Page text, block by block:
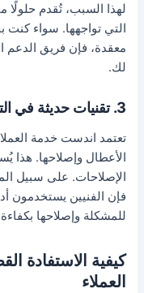
لهذا السبب، تُقدم
التي تواجهها. سواء كنت
معقدة، فإن فريق الدعم
لك.
3. تقنيات حديثة في التشخيص والإصلاح
تعتمد اندست خدمة
الأعطال وإصلاحها. هذا
الإصلاحات. على سبيل
فإن الفنيين يستخدمون
للمشكلة وإصلاحها
كيفية
العملاء